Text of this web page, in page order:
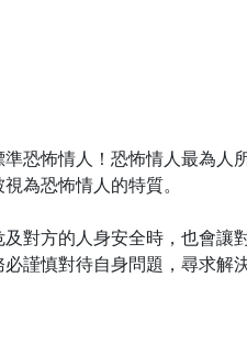
恐怖情人！恐怖情人最為人
為恐怖情人的特質。
對方的人身安全時，也會讓
謹慎對待自身問題，尋求解